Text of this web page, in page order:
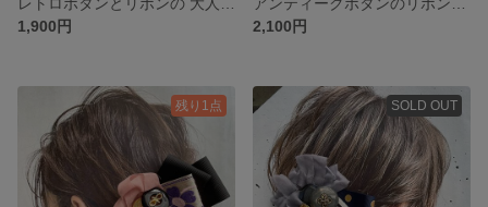
1,900円
2,100円
残り1点 SOLD OUT